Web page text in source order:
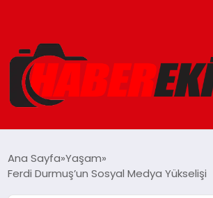
Ana Sayfa Yaşam
Ferdi Durmuş’un Sosyal Medya Yükselişi